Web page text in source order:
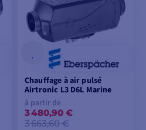
Chauffage à air pulsé
Airtronic L3 D6L Marine
à partir de
3 480,90 €
3 663,60 €